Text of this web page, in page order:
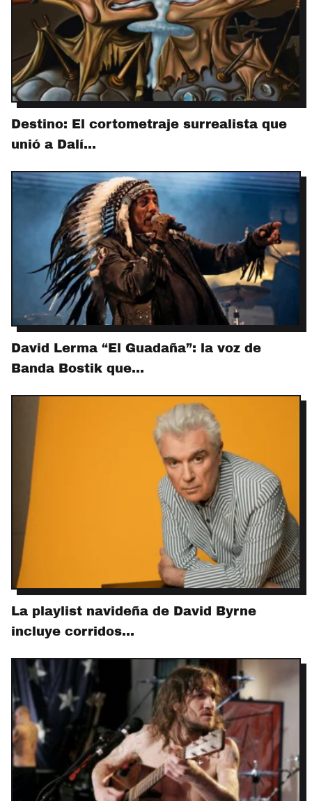
Destino: El cortometraje surrealista que
unió a Dalí…
David Lerma “El Guadaña”: la voz de
Banda Bostik que…
La playlist navideña de David Byrne
incluye corridos…